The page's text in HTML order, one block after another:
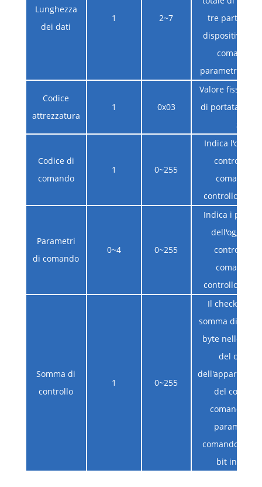
Lunghezza
dei dati
1 2~7
tre parti:
dispositivo,
comando e
parametri
Codice
attrezzatura
1 0x03
Valore fisso,
di portata LRF
S
Codice di
comando
1 0~255
Indica
controllo
comando di
controllo
Parametri
di comando
0~4 0~255
Indica i
dell'oggetto
controllo
comando di
controllo
Somma di
controllo
1 0~255
Il checksum
somma di tutti
byte nelle tre
del codice
del codice
comando e
parametri
comando, con
bit inferiori